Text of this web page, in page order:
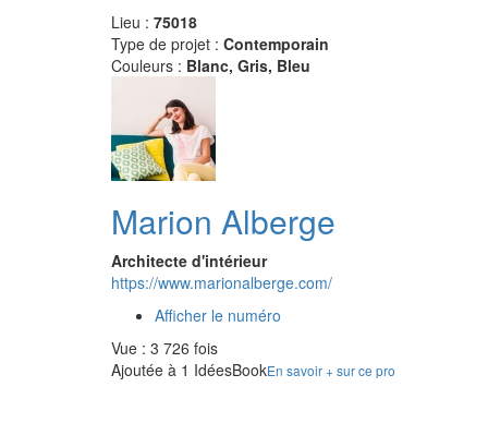
Lieu : 75018
Type de projet : Contemporain
Couleurs : Blanc, Gris, Bleu
Marion Alberge
Architecte d'intérieur
https://www.marionalberge.com/
Afficher le numéro
Vue : 3 726 fois
Ajoutée à 1 IdéesBookEn savoir + sur ce pro